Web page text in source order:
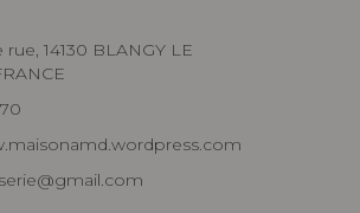
14130 BLANGY LE